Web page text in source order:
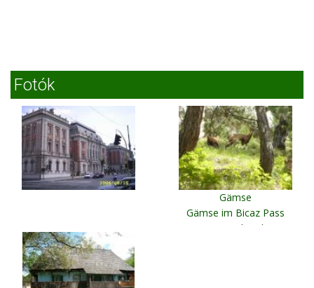
Fotók
Gämse
Gämse im Bicaz Pass
National Park